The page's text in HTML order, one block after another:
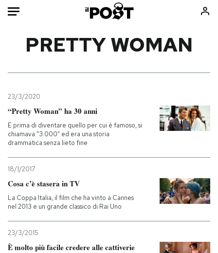
Mondo
Politica
Tecnologia
Internet
Cultura
Economia
Sport
Consumismi
Storie/Idee
Mondiali calcio 2026
PODCAST
PRETTY WOMAN
23/3/2020
“Pretty Woman” ha 30 anni
E prima di diventare quello per cui è famoso, si
chiamava "3.000" ed era una storia
drammatica senza lieto fine
18/1/2017
Cosa c’è stasera in TV
La Coppa Italia, il film che ha vinto a Cannes
nel 2013 e un grande classico di Rai Uno
23/3/2015
È molto più facile credere alle cattiverie